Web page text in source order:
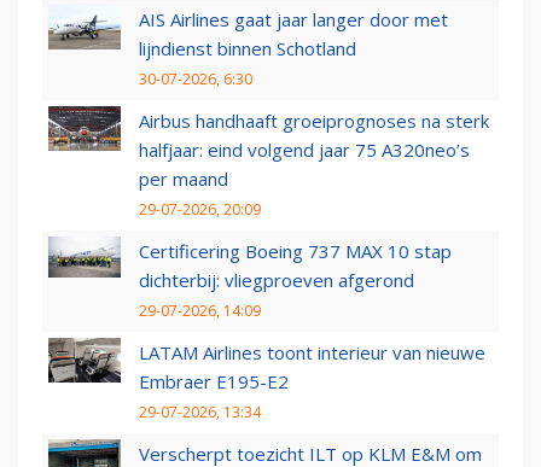
AIS Airlines gaat jaar langer door met
lijndienst binnen Schotland
30-07-2026, 6:30
Airbus handhaaft groeiprognoses na sterk
halfjaar: eind volgend jaar 75 A320neo’s
per maand
29-07-2026, 20:09
Certificering Boeing 737 MAX 10 stap
dichterbij: vliegproeven afgerond
29-07-2026, 14:09
LATAM Airlines toont interieur van nieuwe
Embraer E195-E2
29-07-2026, 13:34
Verscherpt toezicht ILT op KLM E&M om